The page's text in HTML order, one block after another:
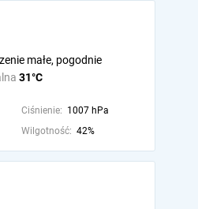
31°C
małe, pogodnie
Ciśnienie: 1007 hPa
Wilgotność: 42%